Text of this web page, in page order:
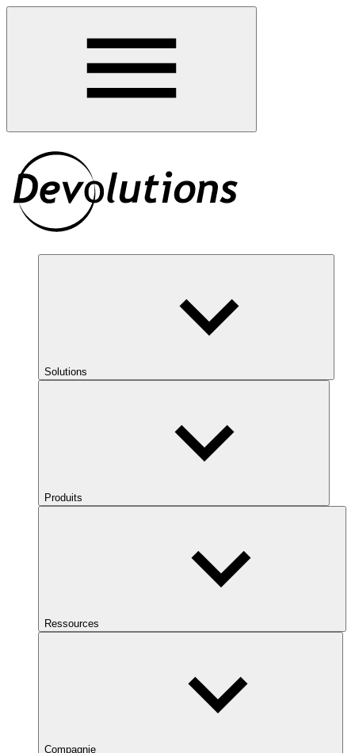
Solutions
Produits
Ressources
Compagnie